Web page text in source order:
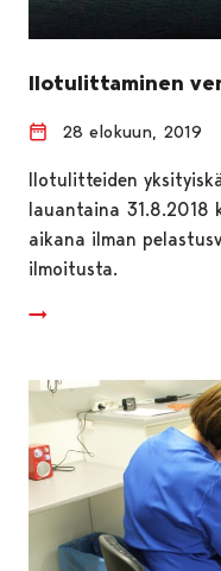
Ilotulittaminen
28 elokuun, 2019
Ilotulitteiden
lauantaina 31.8.2018
aikana ilman
ilmoitusta.